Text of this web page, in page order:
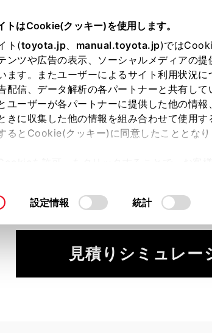
トはCookie(クッキー)を使用します。
ト(toyota.jp、 manual.toyota.jp)では
ンツや広告の表示、ソーシャルメディアの
ます。またユーザーによるサイト利用状況
配信、データ解析の各パートナーと共有し
ユーザーが各パートナーに提供した他の情
きに収集した他の情報を組み合わせて使用
るとCookie(クッキー)に同意したこととなり
ださい。設定情報 統計
ス
ョン
見積りシミュレー